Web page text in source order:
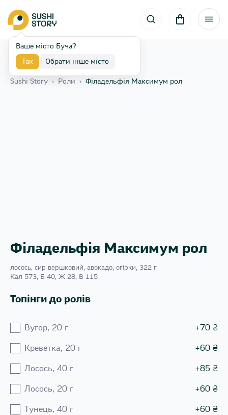
Ваше місто Буча?
Так Обрати інше місто
Назад
Sushi Story › Роли › Філадельфія Максимум рол
Філадельфія Максимум рол
лосось, сир вершковий, авокадо, огірки, 322 г
Кал 573, Б 40, Ж 28, В 115
Топінги до ролів
Вугор, 20 г +70 ₴
Креветка, 20 г +60 ₴
Лосось, 40 г +85 ₴
Лосось, 20 г +60 ₴
Тунець, 40 г +60 ₴